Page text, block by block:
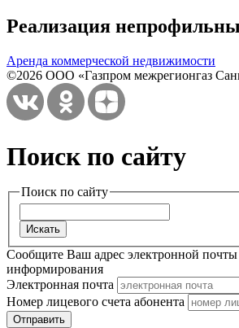
Реализация
Аренда коммерческой недвижимости
©2026 ООО «Газпром межрегионгаз
Поиск по сайту
Поиск по сайту
Сообщите Ваш адрес электронной почты
информирования
Электронная почта
Номер лицевого счета абонента